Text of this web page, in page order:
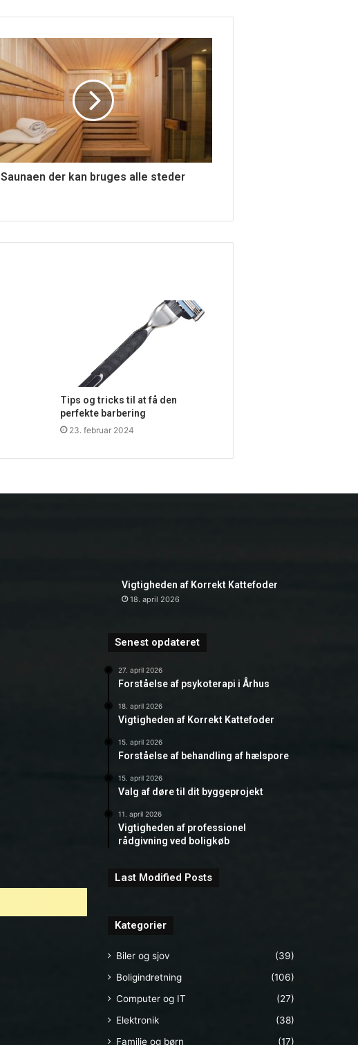
Saunaen der kan bruges alle steder
Tips og tricks til at få den
perfekte barbering
23. februar 2024
Vigtigheden af Korrekt Kattefoder
18. april 2026
Senest opdateret
27. april 2026
Forståelse af psykoterapi i Århus
18. april 2026
Vigtigheden af Korrekt Kattefoder
15. april 2026
Forståelse af behandling af hælspore
15. april 2026
Valg af døre til dit byggeprojekt
11. april 2026
Vigtigheden af professionel
rådgivning ved boligkøb
Last Modified Posts
Kategorier
Biler og sjov
(39)
Boligindretning
(106)
Computer og IT
(27)
Elektronik
(38)
Familie og børn
(17)